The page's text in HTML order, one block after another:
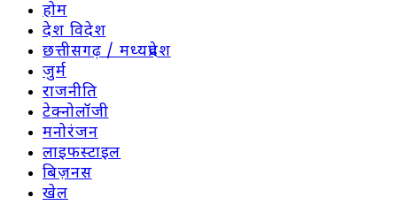
होम
देश विदेश
छत्तीसगढ़ / मध्यप्रदेश
जुर्म
राजनीति
टेक्नोलॉजी
मनोरंजन
लाइफस्टाइल
बिज़नस
खेल